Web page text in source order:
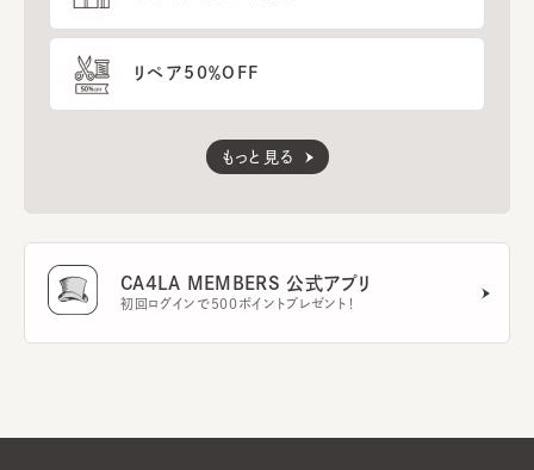
リペア50％OFF
もっと見る
CA4LA MEMBERS 公式アプリ
初回ログインで500ポイントプレゼント！